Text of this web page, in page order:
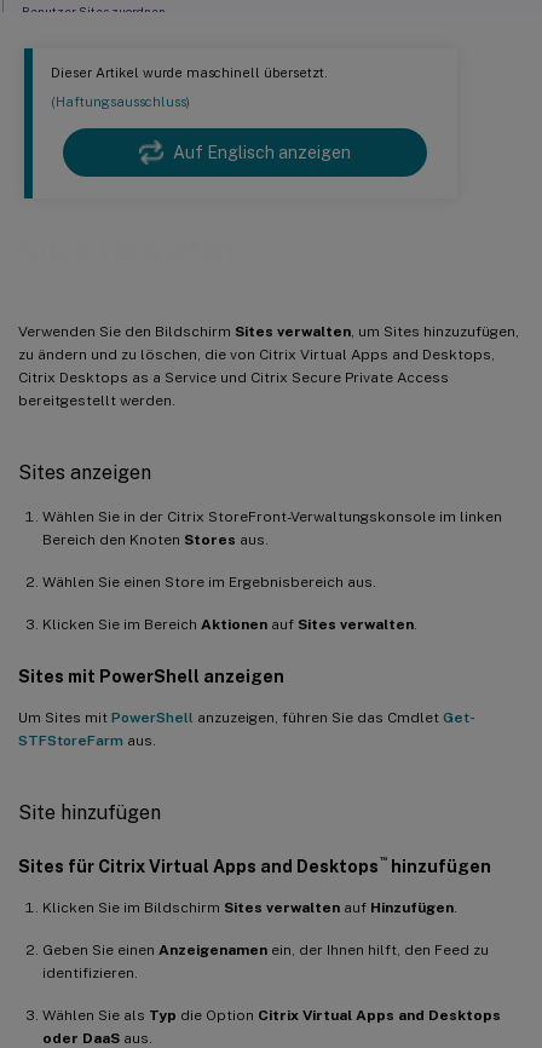
Dieser Artikel wurde maschinell übersetzt.
(Haftungsausschluss)
Auf Englisch anzeigen
Verwenden Sie den Bildschirm Sites verwalten , um Sites hinzuzufügen,
zu ändern und zu löschen, die von Citrix Virtual Apps and Desktops,
Citrix Desktops as a Service und Citrix Secure Private Access
bereitgestellt werden.
Sites anzeigen
Wählen Sie in der Citrix StoreFront-Verwaltungskonsole im linken
Bereich den Knoten Stores aus.
Wählen Sie einen Store im Ergebnisbereich aus.
Klicken Sie im Bereich Aktionen auf Sites verwalten
Sites mit PowerShell anzeigen
Um Sites mit PowerShell anzuzeigen, führen Sie das Cmdlet Get-
STFStoreFarm aus.
Site hinzufügen
Sites für Citrix Virtual Apps and Desktops ™ hinzufügen
Klicken Sie im Bildschirm Sites verwalten auf Hinzufügen
Geben Sie einen Anzeigenamen ein, der Ihnen hilft, den Feed zu
identifizieren.
Wählen Sie als Typ die Option Citrix Virtual Apps and Desktops
oder DaaS aus.
Benutzer Sites zuordnen
Aggregation mehrerer Sites